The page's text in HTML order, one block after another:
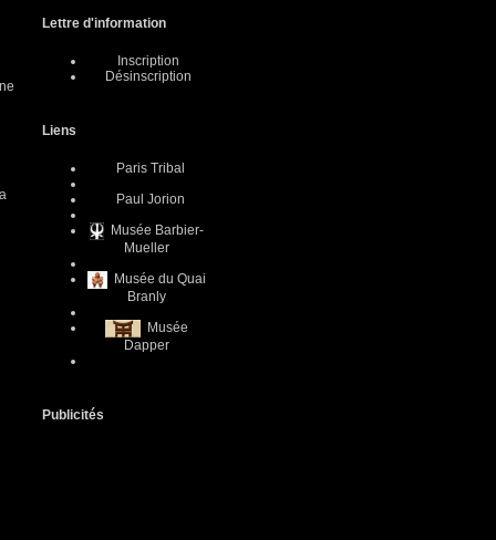
Lettre d'information
Inscription
Désinscription
Liens
Paris Tribal
Paul Jorion
Musée Barbier-
Mueller
Musée du Quai
Branly
Musée
Dapper
Publicités